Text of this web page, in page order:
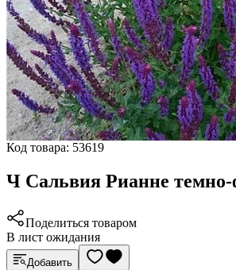
Код товара: 53619
Ч Сальвия Рианне
Поделиться товаром
В лист ожидания
Добавить